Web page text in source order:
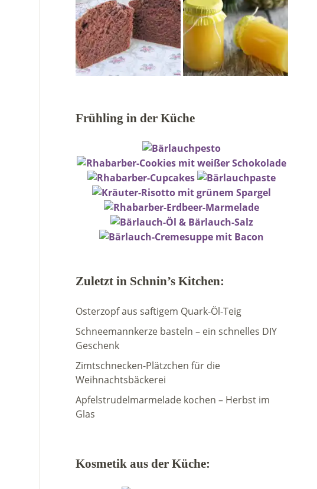
Frühling in der Küche
Zuletzt in Schnin’s Kitchen:
Osterzopf aus saftigem Quark-Öl-Teig
Schneemannkerze basteln – ein schnelles DIY
Geschenk
Zimtschnecken-Plätzchen für die
Weihnachtsbäckerei
Apfelstrudelmarmelade kochen – Herbst im
Glas
Kosmetik aus der Küche: